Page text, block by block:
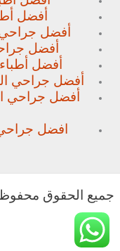
أفضل
أفضل جراحي
أفضل
أفضل أطباء
أفضل جراحي
أفضل جراحي
افضل جراحي
جميع الحقوق محفوظة © 2026 المرشد